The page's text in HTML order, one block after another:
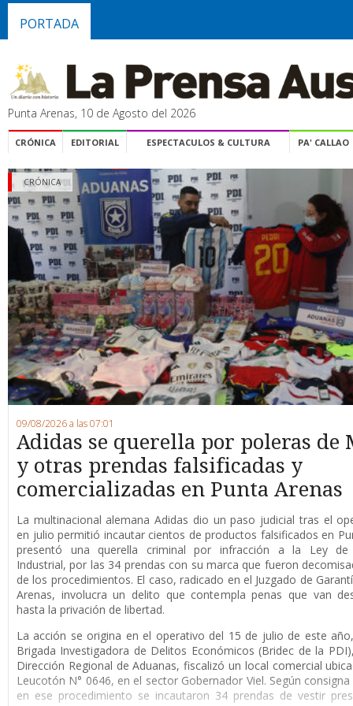
PORTADA
Punta Arenas, 10 de Agosto del 2026
CRÓNICA EDITORIAL ESPECTACULOS & CULTURA PA' CALLAO
CRÓNICA
09/08/2026 a las 07:01
Adidas se querella por poleras de
y otras prendas falsificadas y
comercializadas en Punta Arenas
La multinacional alemana Adidas dio un paso judicial tras el
en julio permitió incautar cientos de productos falsificados en
presentó una querella criminal por infracción a la Ley de
Industrial, por las 34 prendas con su marca que fueron
de los procedimientos. El caso, radicado en el Juzgado de
Arenas, involucra un delito que contempla penas que van
hasta la privación de libertad.
La acción se origina en el operativo del 15 de julio de este
Brigada Investigadora de Delitos Económicos (Bridec de la
Dirección Regional de Aduanas, fiscalizó un local comercial
Leucotón N° 0646, en el sector Gobernador Viel. Según
en ese procedimiento se incautaron 34 prendas de vestir